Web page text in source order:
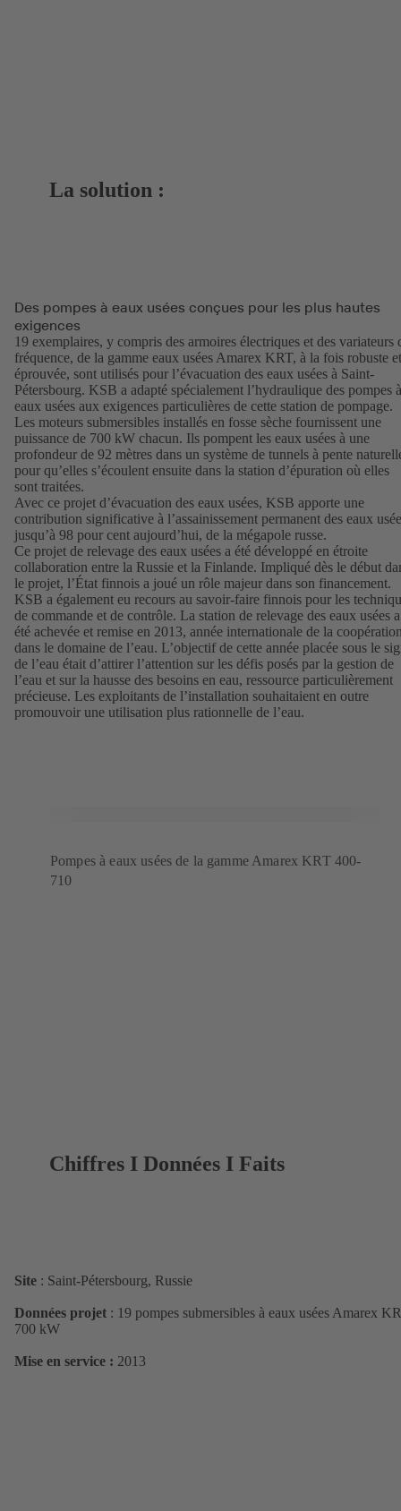
La solution :
Des pompes à eaux usées conçues pour les plus hautes
exigences
19 exemplaires, y compris des armoires électriques et des variateurs
fréquence, de la gamme eaux usées Amarex KRT, à la fois robuste et
éprouvée, sont utilisés pour l’évacuation des eaux usées à Saint-
Pétersbourg. KSB a adapté spécialement l’hydraulique des pompes à
eaux usées aux exigences particulières de cette station de pompage.
Les moteurs submersibles installés en fosse sèche fournissent une
puissance de 700 kW chacun. Ils pompent les eaux usées à une
profondeur de 92 mètres dans un système de tunnels à pente
pour qu’elles s’écoulent ensuite dans la station d’épuration où elles
sont traitées.
Avec ce projet d’évacuation des eaux usées, KSB apporte une
contribution significative à l’assainissement permanent des eaux
jusqu’à 98 pour cent aujourd’hui, de la mégapole russe.
Ce projet de relevage des eaux usées a été développé en étroite
collaboration entre la Russie et la Finlande. Impliqué dès le début
le projet, l’État finnois a joué un rôle majeur dans son financement.
KSB a également eu recours au savoir-faire finnois pour les
de commande et de contrôle. La station de relevage des eaux usées a
été achevée et remise en 2013, année internationale de la
dans le domaine de l’eau. L’objectif de cette année placée sous le
de l’eau était d’attirer l’attention sur les défis posés par la gestion de
l’eau et sur la hausse des besoins en eau, ressource particulièrement
précieuse. Les exploitants de l’installation souhaitaient en outre
promouvoir une utilisation plus rationnelle de l’eau.
Pompes à eaux usées de la gamme Amarex KRT 400-
710
Chiffres I Données I Faits
Site : Saint-Pétersbourg, Russie
Données projet : 19 pompes submersibles à eaux usées Amarex
700 kW
Mise en service : 2013